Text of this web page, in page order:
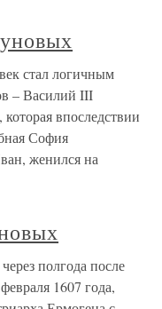
стал логичным
– Василий III
впоследствии
София
женился на
полгода после
1607 года,